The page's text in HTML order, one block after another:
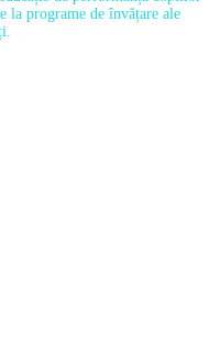
programe de învățare ale